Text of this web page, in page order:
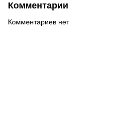
Комментарии
Комментариев нет